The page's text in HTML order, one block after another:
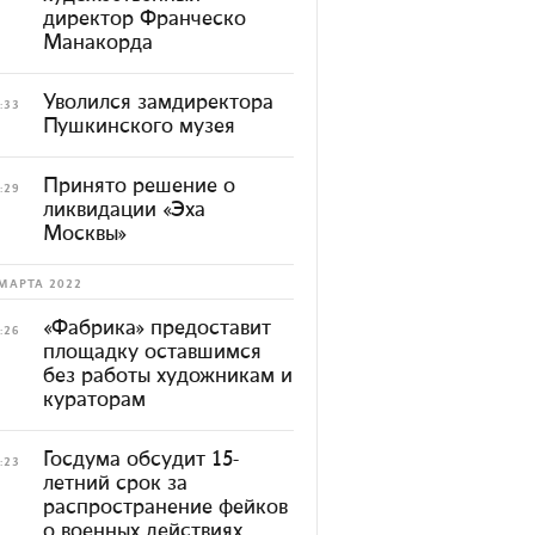
директор Франческо
Манакорда
Уволился замдиректора
Пушкинского музея
Принято решение о
ликвидации «Эха
Москвы»
2022
«Фабрика» предоставит
площадку оставшимся
без работы художникам и
кураторам
Госдума обсудит 15-
летний срок за
распространение фейков